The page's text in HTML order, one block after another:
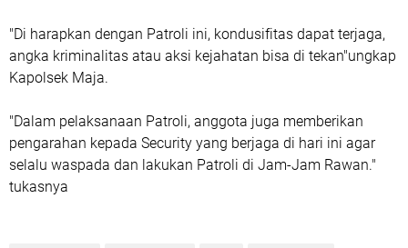
"Di harapkan dengan Patroli ini, kondusifitas dapat terjaga,
angka kriminalitas atau aksi kejahatan bisa di tekan"ungkap
Kapolsek Maja.
"Dalam pelaksanaan Patroli, anggota juga memberikan
pengarahan kepada Security yang berjaga di hari ini agar
selalu waspada dan lakukan Patroli di Jam-Jam Rawan."
tukasnya